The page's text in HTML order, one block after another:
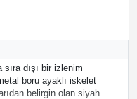
dışı bir izlenim
boru ayaklı iskelet
belirgin olan siyah